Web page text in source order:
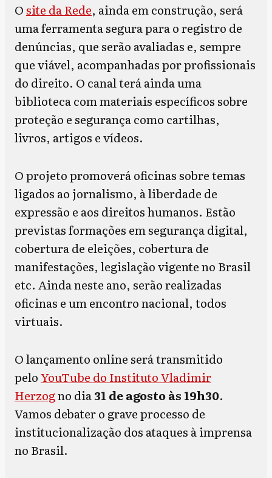
Osite da Rede, ainda em construção, será
uma ferramenta segura para o registro de
denúncias, que serão avaliadas e, sempre
que viável, acompanhadas por profissionais
do direito. O canal terá ainda uma
biblioteca com materiais específicos sobre
proteção e segurança como cartilhas,
livros, artigos e vídeos.
O projeto promoverá oficinas sobre temas
ligados ao jornalismo, à liberdade de
expressão e aos direitos humanos. Estão
previstas formações em segurança digital,
cobertura de eleições, cobertura de
manifestações, legislação vigente no Brasil
etc. Ainda neste ano, serão realizadas
oficinas e um encontro nacional, todos
virtuais.
O lançamento online será transmitido
peloYouTube do Instituto Vladimir
Herzogno dia31 de agosto às 19h30.
Vamos debater o grave processo de
institucionalização dos ataques à imprensa
no Brasil.